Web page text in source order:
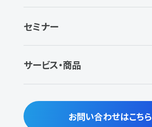
セミナー
サービス・商品
お問い合わせはこちら